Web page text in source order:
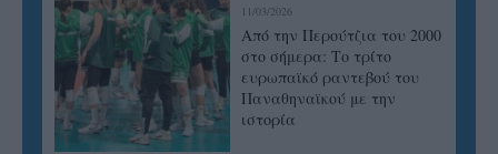
11/03/2026
Από την Περούτζια του 2000
στο σήμερα: Tο τρίτο
ευρωπαϊκό ραντεβού του
Παναθηναϊκού με την
ιστορία